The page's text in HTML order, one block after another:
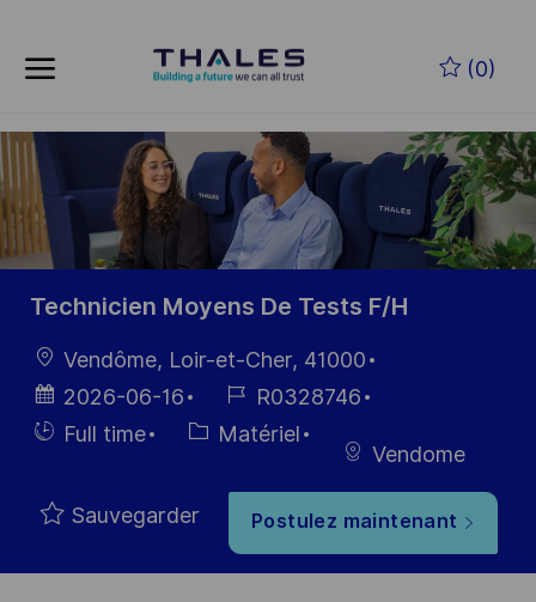
(0)
-
Technicien Moyens De Tests F/H
localisation
Vendôme, Loir-et-Cher, 41000
Date
d’affichage
2026-06-16
Référence
du poste
R0328746
HiringFull time Catégorie
Matériel
Vendome
Sauvegarder Postulez maintenant